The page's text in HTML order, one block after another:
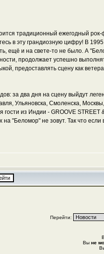
традиционный ежегодный
в эту грандиозную цифру! В 1995
ещё и на свете-то не было. А
продолжает успешно
предоставлять сцену как
за два дня на сцену выйдут
Ульяновска, Смоленска, Москвы,
из Индии - GROOVE STREET
"Беломор" не зовут. Так что если
Перейти:
Вы не